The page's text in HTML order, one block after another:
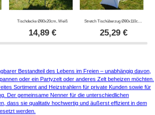
Tischdecke Ø80x20cm, Weiß
14,89 €
Stretch Tischüberzug Ø80x110cm, Weiß
25,29 €
Bestandteil des Lebens im Freien – unabhängig davon,
oder ein Partyzelt oder anderes Zelt beheizen möchten.
Sortiment and Heizstrahlern für private Kunden sowie für
Der gemeinsame Nenner für die unterschiedlichen
dass sie qualitativ hochwertig und äußerst effizient in dem
werden.